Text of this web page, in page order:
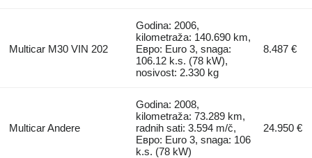
Multicar M30 VIN 202
Godina: 2006,
kilometraža: 140.690 km,
Евро: Euro 3, snaga:
106.12 k.s. (78 kW),
nosivost: 2.330 kg
8.487 €
Multicar Andere
Godina: 2008,
kilometraža: 73.289 km,
radnih sati: 3.594 m/č,
Евро: Euro 3, snaga: 106
k.s. (78 kW)
24.950 €